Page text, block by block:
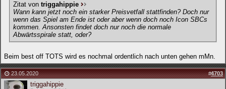
Zitat von triggahippie
Wann kann jetzt noch ein starker Preisvetfall stattfinden? Doch nur
wenn das Spiel am Ende ist oder aber wenn doch noch Icon SBCs
kommen. Ansonsten findet doch nur noch die normale
Abwärtsspirale statt, oder?
Beim best off TOTS wird es nochmal ordentlich nach unten gehen mMn.
23.05.2020 #4703
triggahippie